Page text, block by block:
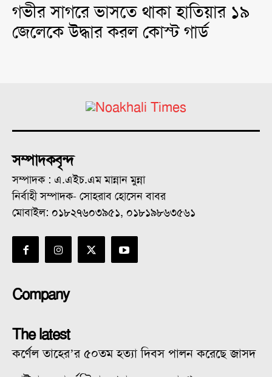
গভীর সাগরে ভাসতে থাকা হাতিয়ার ১৯
জেলেকে উদ্ধার করল কোস্ট গার্ড
সম্পাদকবৃন্দ
সম্পাদক : এ.এইচ.এম মান্নান মুন্না
নির্বাহী সম্পাদক- সোহরাব হোসেন বাবর
মোবাইল: ০১৮২৭৬০৩৯৫১, ০১৮১৯৮৬৩৫৬১
Company
The latest
কর্ণেল তাহের’র ৫০তম হত্যা দিবস পালন করেছে জাসদ